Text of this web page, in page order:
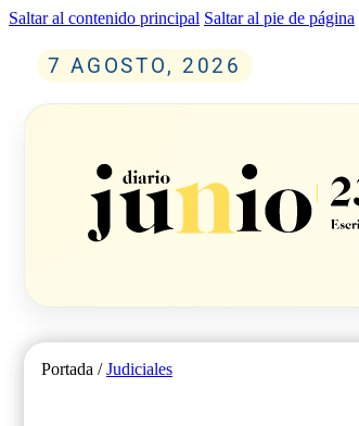
Saltar al contenido principal Saltar al pie de página
7 AGOSTO, 2026
Portada /Judiciales